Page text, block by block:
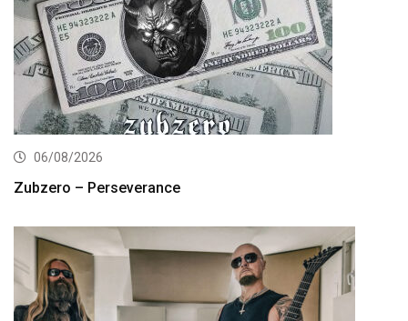
06/08/2026
Zubzero – Perseverance